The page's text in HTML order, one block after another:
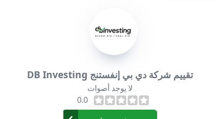
تقييم شركة دي بي إنفستنج DB Investing
لا يوجد أصوات
0.0